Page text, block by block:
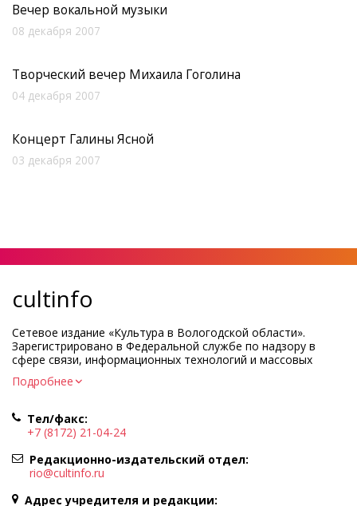
Вечер вокальной музыки
08 декабря 2007
Творческий вечер Михаила Гоголина
04 декабря 2007
Концерт Галины Ясной
03 декабря 2007
cultinfo
Сетевое издание «Культура в Вологодской области».
Зарегистрировано в Федеральной службе по надзору в
сфере связи, информационных технологий и массовых
коммуникаций.
Регистрационный номер и дата принятия решения о
Учредитель КУ ВО «Информационно-аналитический центр
культуры»
Адрес учредителя и редакции: 160000, Вологодская обл., г.
Вологда, ул. Марии Ульяновой, д.10
Главный редактор — Легчанова Елена Григорьевна
Подробнее
Тел/факс:
+7 (8172) 21-04-24
Редакционно-издательский отдел:
rio@cultinfo.ru
Адрес учредителя и редакции: